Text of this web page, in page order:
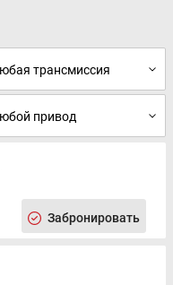
Забронировать